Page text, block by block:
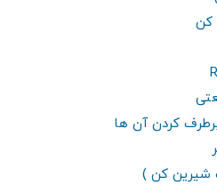
کن
کردن آن ها
شیرین کن )